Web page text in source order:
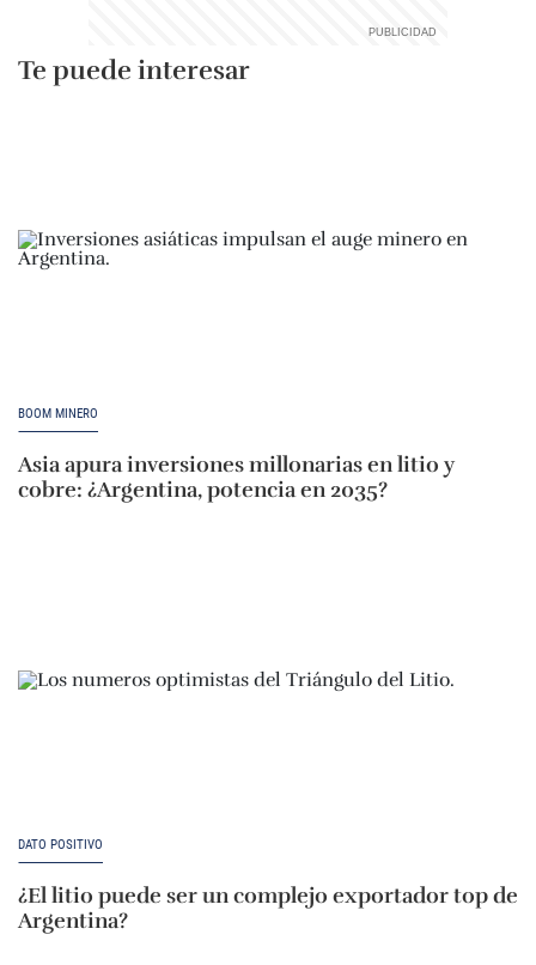
Te puede interesar
BOOM MINERO
Asia apura inversiones millonarias en litio y
cobre: ¿Argentina, potencia en 2035?
DATO POSITIVO
¿El litio puede ser un complejo exportador top de
Argentina?